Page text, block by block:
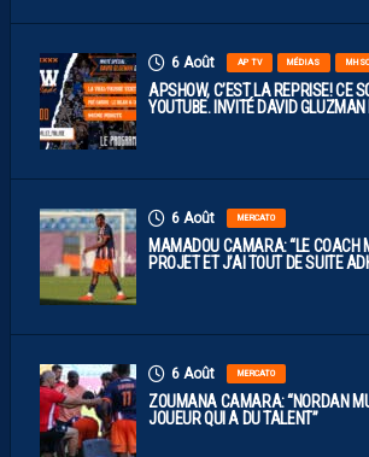
6 Août AP TV MÉDIAS
APSHOW, C’EST LA REPRISE! CE
YOUTUBE. INVITÉ DAVID GLUZMAN
6 Août MERCATO
MAMADOU CAMARA: “LE COACH
PROJET ET J’AI TOUT DE SUITE
6 Août MERCATO
ZOUMANA CAMARA: “NORDAN
JOUEUR QUI A DU TALENT”